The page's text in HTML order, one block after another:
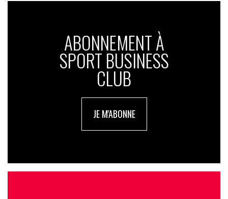
ABONNEMENT À
SPORT BUSINESS
CLUB
JE M'ABONNE